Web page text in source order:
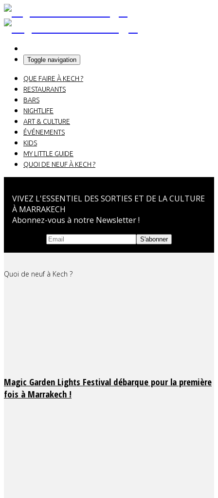
Toggle navigation
QUE FAIRE À KECH ?
RESTAURANTS
BARS
NIGHTLIFE
ART & CULTURE
ÉVÉNEMENTS
KIDS
MY LITTLE GUIDE
QUOI DE NEUF À KECH ?
VIVEZ L'ESSENTIEL DES SORTIES ET DE LA CULTURE
À MARRAKECH
Abonnez-vous à notre Newsletter !
Quoi de neuf à Kech ?
Magic Garden Lights Festival débarque pour la première
fois à Marrakech !